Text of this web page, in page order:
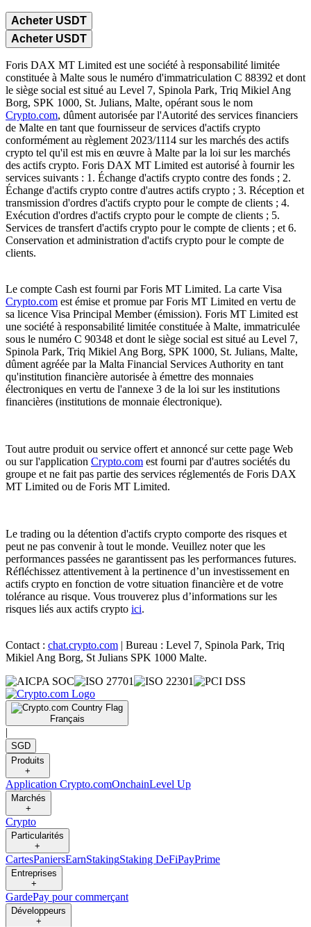
Acheter USDT
Acheter USDT
Foris DAX MT Limited est une société à responsabilité limitée
constituée à Malte sous le numéro d'immatriculation C 88392 et dont
le siège social est situé au Level 7, Spinola Park, Triq Mikiel Ang
Borg, SPK 1000, St. Julians, Malte, opérant sous le nom
Crypto.com, dûment autorisée par l'Autorité des services financiers
de Malte en tant que fournisseur de services d'actifs crypto
conformément au règlement 2023/1114 sur les marchés des actifs
crypto tel qu'il est mis en œuvre à Malte par la loi sur les marchés
des actifs crypto. Foris DAX MT Limited est autorisé à fournir les
services suivants : 1. Échange d'actifs crypto contre des fonds ; 2.
Échange d'actifs crypto contre d'autres actifs crypto ; 3. Réception et
transmission d'ordres d'actifs crypto pour le compte de clients ; 4.
Exécution d'ordres d'actifs crypto pour le compte de clients ; 5.
Services de transfert d'actifs crypto pour le compte de clients ; et 6.
Conservation et administration d'actifs crypto pour le compte de
clients.
Le compte Cash est fourni par Foris MT Limited. La carte Visa
Crypto.com est émise et promue par Foris MT Limited en vertu de
sa licence Visa Principal Member (émission). Foris MT Limited est
une société à responsabilité limitée constituée à Malte, immatriculée
sous le numéro C 90348 et dont le siège social est situé au Level 7,
Spinola Park, Triq Mikiel Ang Borg, SPK 1000, St. Julians, Malte,
dûment agréée par la Malta Financial Services Authority en tant
qu'institution financière autorisée à émettre des monnaies
électroniques en vertu de l'annexe 3 de la loi sur les institutions
financières (institutions de monnaie électronique).
Tout autre produit ou service offert et annoncé sur cette page Web
ou sur l'application Crypto.com est fourni par d'autres sociétés du
groupe et ne fait pas partie des services réglementés de Foris DAX
MT Limited ou de Foris MT Limited.
Le trading ou la détention d'actifs crypto comporte des risques et
peut ne pas convenir à tout le monde. Veuillez noter que les
performances passées ne garantissent pas les performances futures.
Réfléchissez attentivement à la pertinence d’un investissement en
actifs crypto en fonction de votre situation financière et de votre
tolérance au risque. Vous trouverez plus d’informations sur les
risques liés aux actifs crypto ici.
Contact : chat.crypto.com | Bureau : Level 7, Spinola Park, Triq
Mikiel Ang Borg, St Julians SPK 1000 Malte.
Français
|
SGD
Produits
+
Application Crypto.comOnchainLevel Up
Marchés
+
Crypto
Particularités
+
CartesPaniersEarnStakingStaking DeFiPayPrime
Entreprises
+
GardePay pour commerçant
Développeurs
+